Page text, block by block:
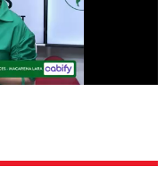
Enviar comentario